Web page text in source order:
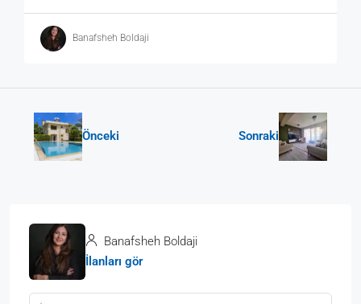
Banafsheh Boldaji
Önceki Sonraki
Banafsheh Boldaji
İlanları gör